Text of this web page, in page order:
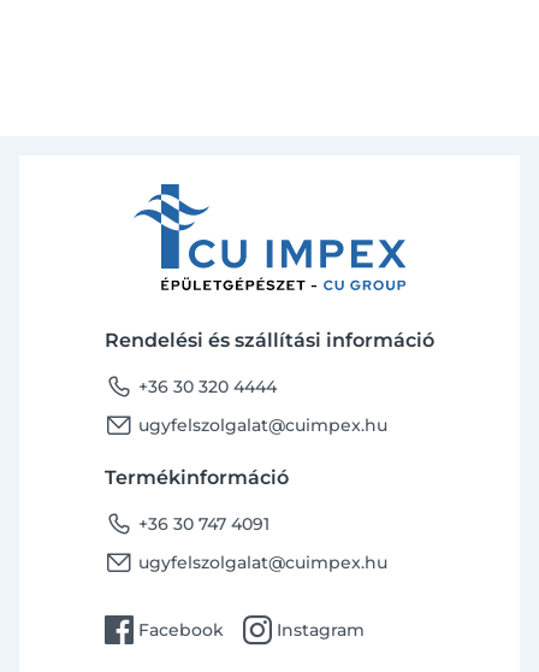
Rendelési és szállítási információ
phone +36 30 320 4444
email ugyfelszolgalat@cuimpex.hu
Termékinformáció
phone +36 30 747 4091
email ugyfelszolgalat@cuimpex.hu
facebook Facebook instagram Instagram